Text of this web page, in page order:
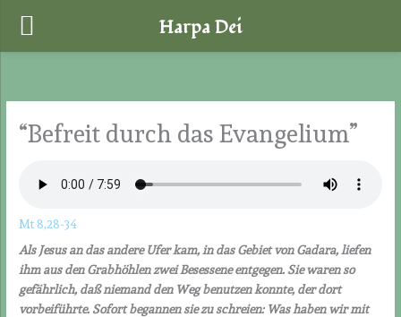
springen
“Befreit durch das Evangelium”
Mt 8,28-34
Als Jesus an das andere Ufer kam, in das Gebiet von Gadara, liefen
ihm aus den Grabhöhlen zwei Besessene entgegen. Sie waren so
gefährlich, daß niemand den Weg benutzen konnte, der dort
vorbeiführte. Sofort begannen sie zu schreien: Was haben wir mit
Harpa Dei